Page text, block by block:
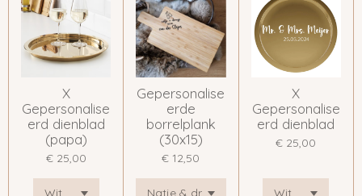
X
Gepersonalise
erd dienblad
(papa)
€ 25,00
Gepersonalise
erde
borrelplank
(30x15)
€ 12,50
X
Gepersonalise
erd dienblad
€ 25,00